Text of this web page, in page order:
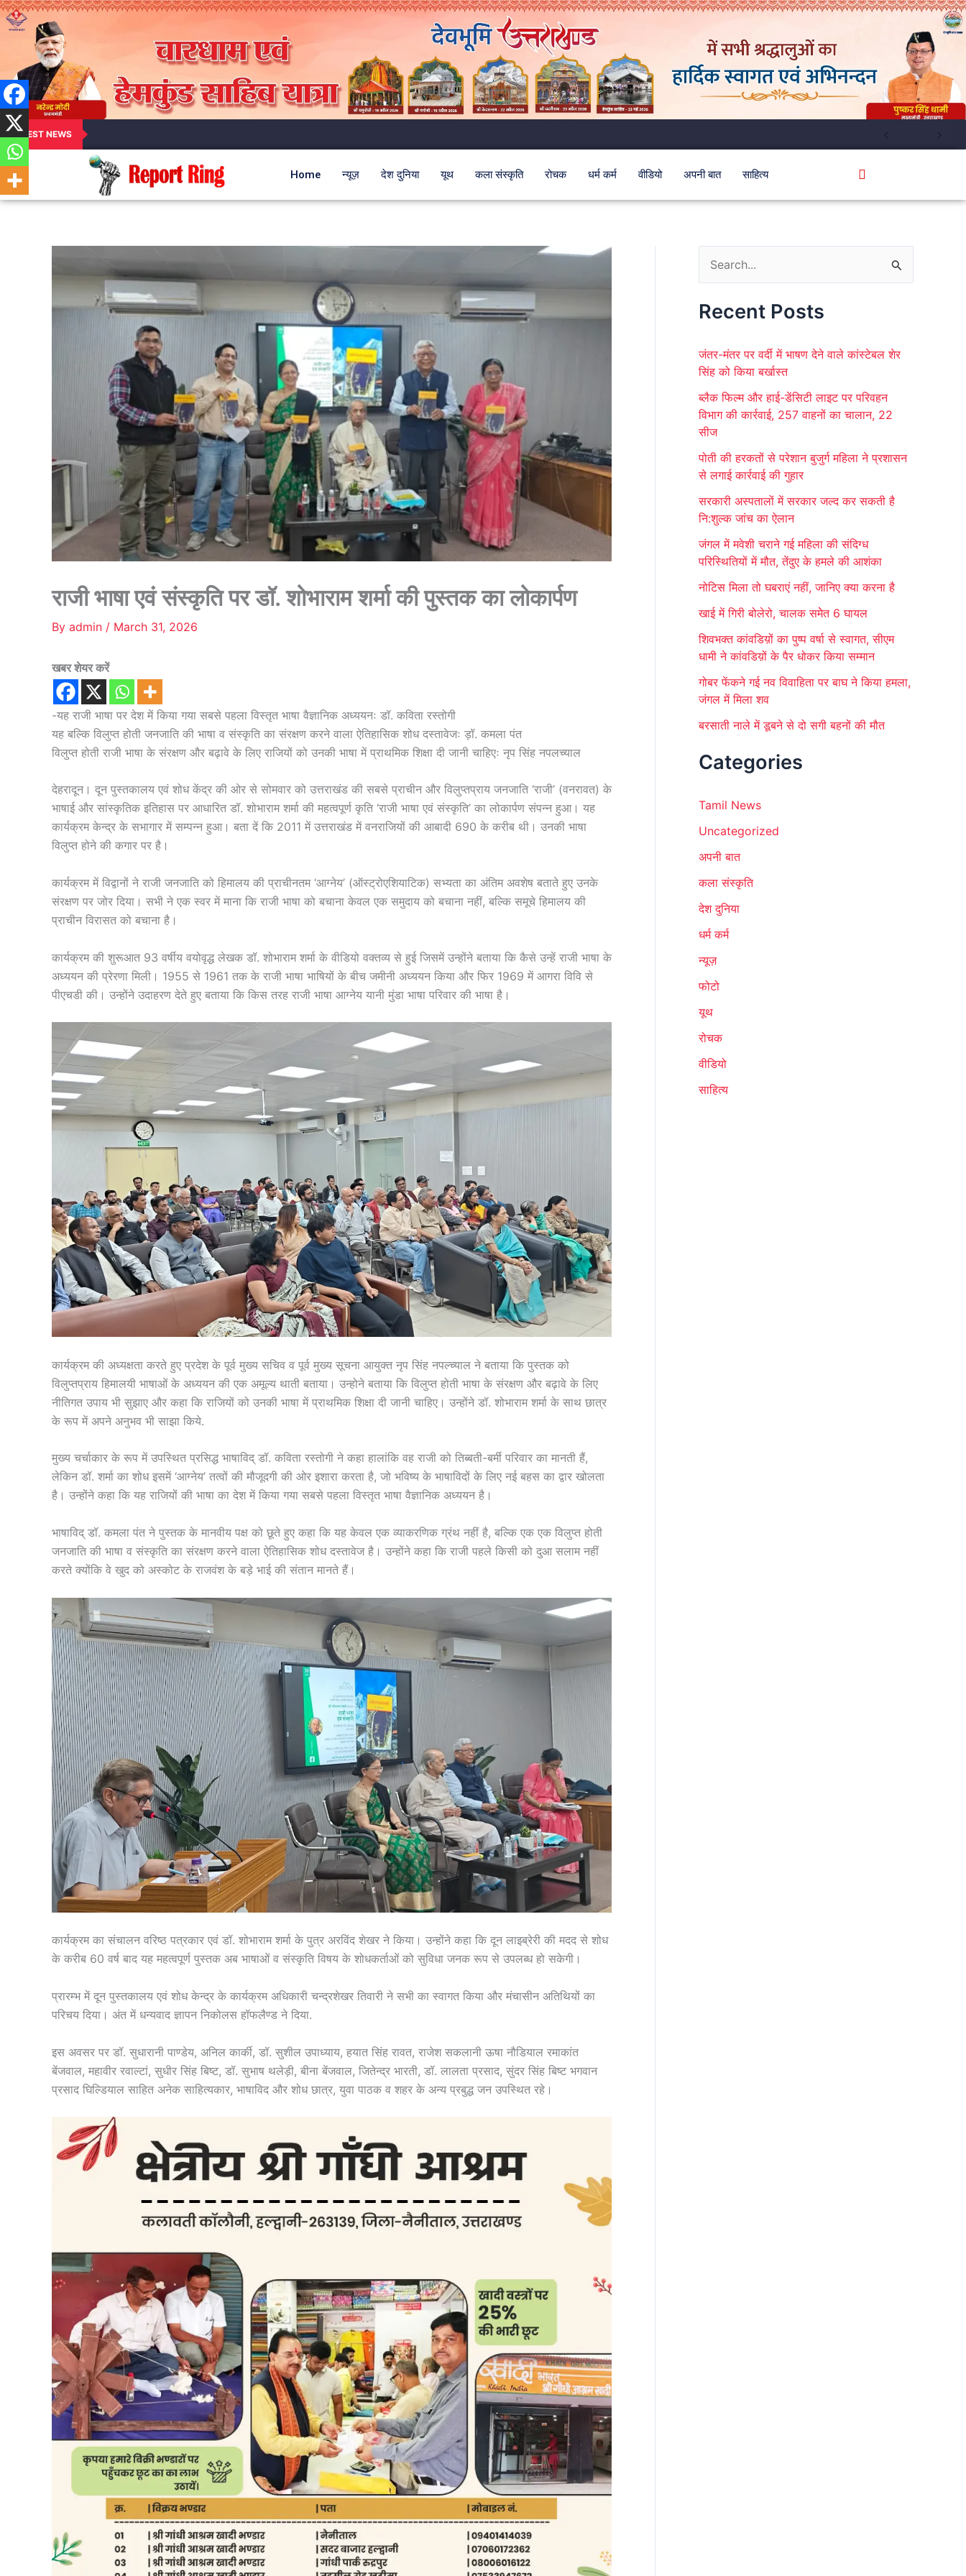
LATEST NEWS
Home न्यूज़ देश दुनिया यूथ कला संस्कृति रोचक धर्म कर्म वीडियो अपनी बात साहित्य
राजी भाषा एवं संस्कृति पर डॉ. शोभाराम शर्मा की पुस्तक का लोकार्पण
By admin / March 31, 2026
खबर शेयर करें
-यह राजी भाषा पर देश में किया गया सबसे पहला विस्तृत भाषा वैज्ञानिक अध्ययनः डॉ. कविता रस्तोगी
यह बल्कि विलुप्त होती जनजाति की भाषा व संस्कृति का संरक्षण करने वाला ऐतिहासिक शोध दस्तावेजः ड़ॉ. कमला पंत
विलुप्त होती राजी भाषा के संरक्षण और बढ़ावे के लिए राजियों को उनकी भाषा में प्राथमिक शिक्षा दी जानी चाहिएः नृप सिंह नपलच्याल
देहरादून। दून पुस्तकालय एवं शोध केंद्र की ओर से सोमवार को उत्तराखंड की सबसे प्राचीन और विलुप्तप्राय जनजाति ‘राजी’ (वनरावत) के
भाषाई और सांस्कृतिक इतिहास पर आधारित डॉ. शोभाराम शर्मा की महत्वपूर्ण कृति ‘राजी भाषा एवं संस्कृति’ का लोकार्पण संपन्न हुआ। यह
कार्यक्रम केन्द्र के सभागार में सम्पन्न हुआ। बता दें कि 2011 में उत्तराखंड में वनराजियों की आबादी 690 के करीब थी। उनकी भाषा
विलुप्त होने की कगार पर है।
कार्यक्रम में विद्वानों ने राजी जनजाति को हिमालय की प्राचीनतम ‘आग्नेय’ (ऑस्ट्रोएशियाटिक) सभ्यता का अंतिम अवशेष बताते हुए उनके
संरक्षण पर जोर दिया। सभी ने एक स्वर में माना कि राजी भाषा को बचाना केवल एक समुदाय को बचाना नहीं, बल्कि समूचे हिमालय की
प्राचीन विरासत को बचाना है।
कार्यक्रम की शुरूआत 93 वर्षीय वयोवृद्ध लेखक डॉ. शोभाराम शर्मा के वीडियो वक्तव्य से हुई जिसमें उन्होंने बताया कि कैसे उन्हें राजी भाषा के
अध्ययन की प्रेरणा मिली। 1955 से 1961 तक के राजी भाषा भाषियों के बीच जमीनी अध्ययन किया और फिर 1969 में आगरा विवि से
पीएचडी की। उन्होंने उदाहरण देते हुए बताया कि किस तरह राजी भाषा आग्नेय यानी मुंडा भाषा परिवार की भाषा है।
कार्यक्रम की अध्यक्षता करते हुए प्रदेश के पूर्व मुख्य सचिव व पूर्व मुख्य सूचना आयुक्त नृप सिंह नपल्च्याल ने बताया कि पुस्तक को
विलुप्तप्राय हिमालयी भाषाओं के अध्ययन की एक अमूल्य थाती बताया। उन्होने बताया कि विलुप्त होती भाषा के संरक्षण और बढ़ावे के लिए
नीतिगत उपाय भी सुझाए और कहा कि राजियों को उनकी भाषा में प्राथमिक शिक्षा दी जानी चाहिए। उन्होंने डॉ. शोभाराम शर्मा के साथ छात्र
के रूप में अपने अनुभव भी साझा किये.
मुख्य चर्चाकार के रूप में उपस्थित प्रसिद्ध भाषाविद् डॉ. कविता रस्तोगी ने कहा हालांकि वह राजी को तिब्बती-बर्मी परिवार का मानती हैं,
लेकिन डॉ. शर्मा का शोध इसमें ‘आग्नेय’ तत्वों की मौजूदगी की ओर इशारा करता है, जो भविष्य के भाषाविदों के लिए नई बहस का द्वार खोलता
है। उन्होंने कहा कि यह राजियों की भाषा का देश में किया गया सबसे पहला विस्तृत भाषा वैज्ञानिक अध्ययन है।
भाषाविद् डॉ. कमला पंत ने पुस्तक के मानवीय पक्ष को छूते हुए कहा कि यह केवल एक व्याकरणिक ग्रंथ नहीं है, बल्कि एक एक विलुप्त होती
जनजाति की भाषा व संस्कृति का संरक्षण करने वाला ऐतिहासिक शोध दस्तावेज है। उन्होंने कहा कि राजी पहले किसी को दुआ सलाम नहीं
करते क्योंकि वे खुद को अस्कोट के राजवंश के बड़े भाई की संतान मानते हैं।
कार्यक्रम का संचालन वरिष्ठ पत्रकार एवं डॉ. शोभाराम शर्मा के पुत्र अरविंद शेखर ने किया। उन्होंने कहा कि दून लाइब्रेरी की मदद से शोध
के करीब 60 वर्ष बाद यह महत्वपूर्ण पुस्तक अब भाषाओं व संस्कृति विषय के शोधकर्ताओं को सुविधा जनक रूप से उपलब्ध हो सकेगी।
प्रारम्भ में दून पुस्तकालय एवं शोध केन्द्र के कार्यक्रम अधिकारी चन्द्रशेखर तिवारी ने सभी का स्वागत किया और मंचासीन अतिथियों का
परिचय दिया। अंत में धन्यवाद ज्ञापन निकोलस हॉफलैण्ड ने दिया.
इस अवसर पर डॉ. सुधारानी पाण्डेय, अनिल कार्की, डॉ. सुशील उपाध्याय, हयात सिंह रावत, राजेश सकलानी ऊषा नौडियाल रमाकांत
बेंजवाल, महावीर रवाल्टां, सुधीर सिंह बिष्ट, डॉ. सुभाष थलेड़ी, बीना बेंजवाल, जितेन्द्र भारती, डॉ. लालता प्रसाद, सुंदर सिंह बिष्ट भगवान
प्रसाद घिल्डियाल साहित अनेक साहित्यकार, भाषाविद और शोध छात्र, युवा पाठक व शहर के अन्य प्रबुद्ध जन उपस्थित रहे।
a
c
f
o
r
:
Recent Posts
जंतर-मंतर पर वर्दी में भाषण देने वाले कांस्टेबल शेर
सिंह को किया बर्खास्त
ब्लैक फिल्म और हाई-डेंसिटी लाइट पर परिवहन
विभाग की कार्रवाई, 257 वाहनों का चालान, 22
सीज
पोती की हरकतों से परेशान बुजुर्ग महिला ने प्रशासन
से लगाई कार्रवाई की गुहार
सरकारी अस्पतालों में सरकार जल्द कर सकती है
नि:शुल्क जांच का ऐलान
जंगल में मवेशी चराने गई महिला की संदिग्ध
परिस्थितियों में मौत, तेंदुए के हमले की आशंका
नोटिस मिला तो घबराएं नहीं, जानिए क्या करना है
खाई में गिरी बोलेरो, चालक समेेत 6 घायल
शिवभक्त कांवडिय़ों का पुष्प वर्षा से स्वागत, सीएम
धामी ने कांवडिय़ों के पैर धोकर किया सम्मान
गोबर फेंकने गई नव विवाहिता पर बाघ ने किया हमला,
जंगल में मिला शव
बरसाती नाले में डूबने से दो सगी बहनों की मौत
Categories
Tamil News
Uncategorized
अपनी बात
कला संस्कृति
देश दुनिया
धर्म कर्म
न्यूज़
फोटो
यूथ
रोचक
वीडियो
साहित्य